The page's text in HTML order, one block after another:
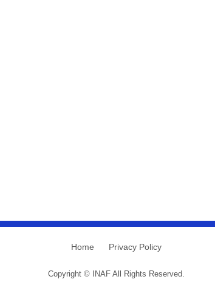
Home Privacy Policy
Copyright © INAF All Rights Reserved.